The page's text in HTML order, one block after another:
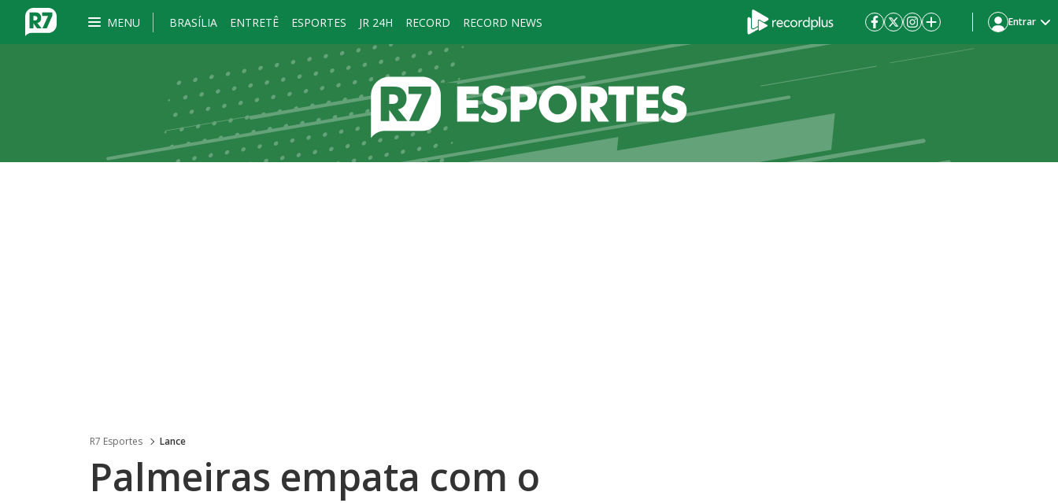
MENU BRASÍLIA ENTRETÊ ESPORTES JR 24H RECORD RECORD NEWS Entrar
R7 Esportes Lance
Palmeiras empata com o